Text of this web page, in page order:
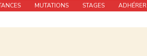
MUTATIONS STAGES ADHÉRER